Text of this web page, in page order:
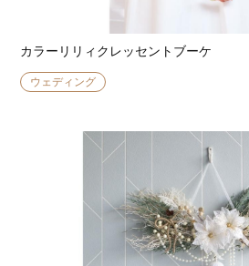
カラーリリィクレッセントブーケ
ウェディング